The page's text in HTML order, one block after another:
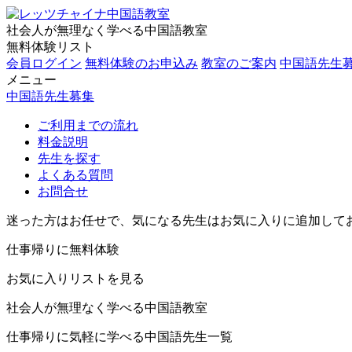
社会人が無理なく学べる中国語教室
無料体験リスト
会員ログイン 無料体験のお申込み 教室のご案内 中国語先生
メニュー
中国語先生募集
ご利用までの流れ
料金説明
先生を探す
よくある質問
お問合せ
迷った方はお任せで、気になる先生はお気に入りに追加して
仕事帰りに無料体験
お気に入りリストを見る
社会人が無理なく学べる中国語教室
仕事帰りに気軽に学べる中国語先生一覧